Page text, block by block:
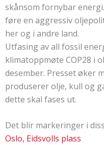
skånsom fornybar
føre en aggressiv
her og i andre land.
Utfasing av all fossil
klimatoppmøte COP28 i
desember. Presset øker
produserer olje, kull og
dette skal fases ut.
Det blir markeringer i
Oslo, Eidsvolls plass